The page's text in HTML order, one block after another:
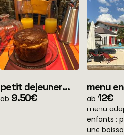
petit dejeuner
(pour les clients
ab 9.50€
menu
ans
ab 12€
menu
enfants :
une